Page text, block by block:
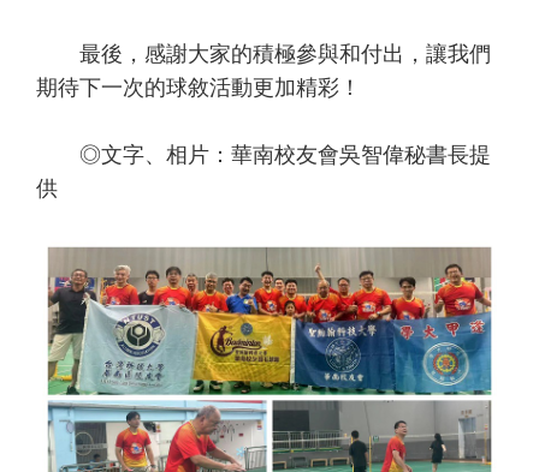
最後，感謝大家的積極參與和付出，讓我們
期待下一次的球敘活動更加精彩！
◎文字、相片：華南校友會吳智偉秘書長提
供